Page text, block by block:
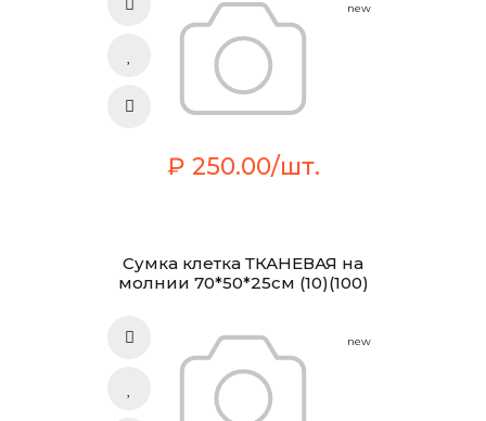
new
₽ 250.00/шт.
Сумка клетка ТКАНЕВАЯ на
молнии 70*50*25см (10)(100)
new